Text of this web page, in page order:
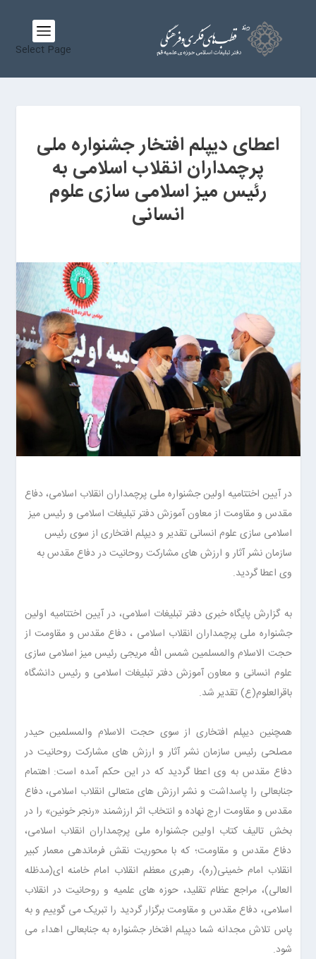
Select Page
اعطای دیپلم افتخار جشنواره ملی
پرچمداران انقلاب اسلامی به
رئیس میز اسلامی سازی علوم
انسانی
در آیین اختتامیه اولین جشنواره ملی پرچمداران انقلاب اسلامی، دفاع
مقدس و مقاومت از معاون آموزش دفتر تبلیغات اسلامی و رئیس میز
اسلامی سازی علوم انسانی تقدیر و دیپلم افتخاری از سوی رئیس
سازمان نشر آثار و ارزش های مشارکت روحانیت در دفاع مقدس به
وی اعطا گردید.
به گزارش پایگاه خبری دفتر تبلیغات اسلامی، در آیین اختتامیه اولین
جشنواره ملی پرچمداران انقلاب اسلامی ، دفاع مقدس و مقاومت از
حجت الاسلام والمسلمین شمس الله مریجی رئیس میز اسلامی سازی
علوم انسانی و معاون آموزش دفتر تبلیغات اسلامی و رئیس دانشگاه
باقرالعلوم(ع) تقدیر شد.
همچنین دیپلم افتخاری از سوی حجت الاسلام والمسلمین حیدر
مصلحی رئیس سازمان نشر آثار و ارزش های مشارکت روحانیت در
دفاع مقدس به وی اعطا گردید که در این حکم آمده است: اهتمام
جنابعالی را پاسداشت و نشر ارزش های متعالی انقلاب اسلامی، دفاع
مقدس و مقاومت ارج نهاده و انتخاب اثر ارزشمند «رنجر خونین» را در
بخش تالیف کتاب اولین جشنواره ملی پرچمداران انقلاب اسلامی،
دفاع مقدس و مقاومت؛ که با محوریت نقش فرماندهی معمار کبیر
انقلاب امام خمینی(ره)، رهبری معظم انقلاب امام خامنه ای(مدظله
العالی)، مراجع عظام تقلید، حوزه های علمیه و روحانیت در انقلاب
اسلامی، دفاع مقدس و مقاومت برگزار گردید را تبریک می گوییم و به
پاس تلاش مجدانه شما دپیلم افتخار جشنواره به جنابعالی اهداء می
شود.